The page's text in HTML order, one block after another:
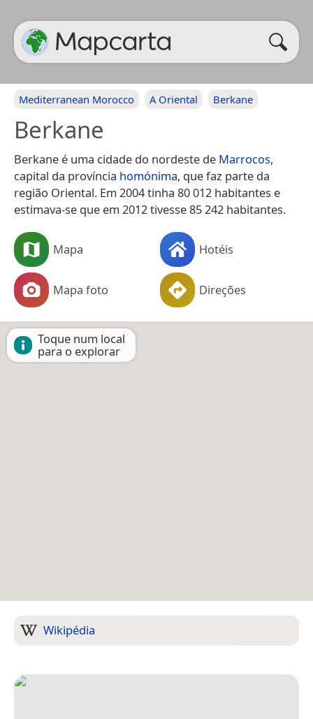
Mediterranean Morocco A Oriental Berkane
Berkane
Berkane é uma cidade do nordeste de Marrocos,
capital da província homónima, que faz parte da
região Oriental. Em 2004 tinha 80 012 habitantes e
estimava-se que em 2012 tivesse 85 242 habitantes.
Mapa Hotéis
Mapa foto Direções
Toque num local
para o explorar
Wikipédia